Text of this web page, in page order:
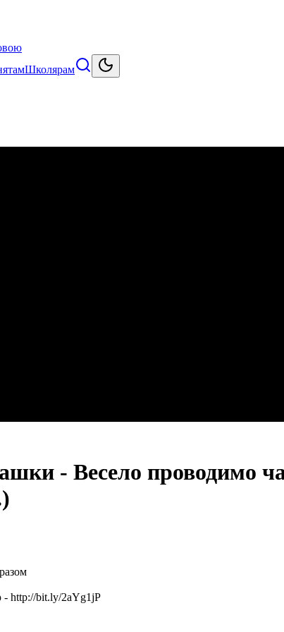
Школярам
- Весело проводимо
- http://bit.ly/2aYg1jP